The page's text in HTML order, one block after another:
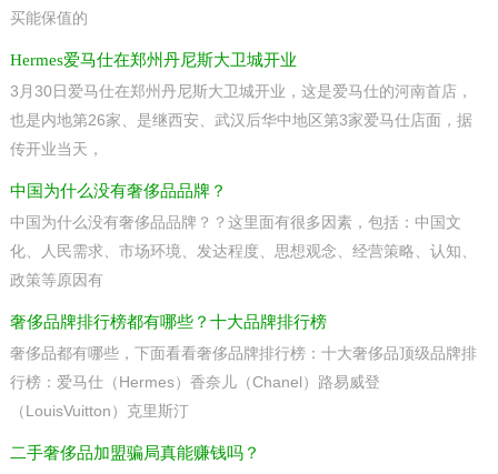
买能保值的
Hermes爱马仕在郑州丹尼斯大卫城开业
3月30日爱马仕在郑州丹尼斯大卫城开业，这是爱马仕的河南首店，
也是内地第26家、是继西安、武汉后华中地区第3家爱马仕店面，据
传开业当天，
中国为什么没有奢侈品品牌？
中国为什么没有奢侈品品牌？？这里面有很多因素，包括：中国文
化、人民需求、市场环境、发达程度、思想观念、经营策略、认知、
政策等原因有
奢侈品牌排行榜都有哪些？十大品牌排行榜
奢侈品都有哪些，下面看看奢侈品牌排行榜：十大奢侈品顶级品牌排
行榜：爱马仕（Hermes）香奈儿（Chanel）路易威登
（LouisVuitton）克里斯汀
二手奢侈品加盟骗局真能赚钱吗？